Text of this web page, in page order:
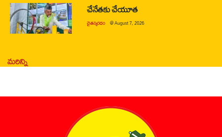
చేనేతకు చేయూత
చైతన్యరధం @August 7, 2026
మరిన్ని